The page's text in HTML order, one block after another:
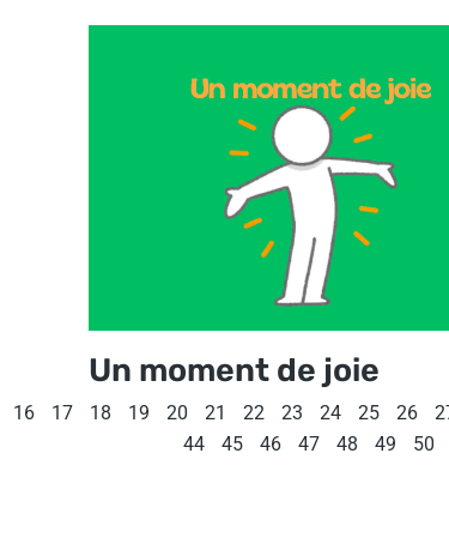
Un moment de joie
16 17 18 19 20 21 22 23 24 25 26
44
45 46 47 48 49 50